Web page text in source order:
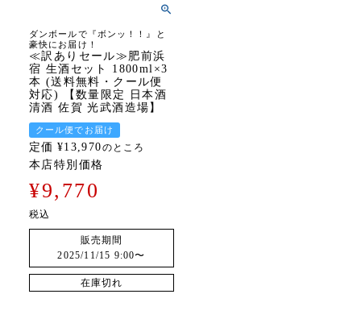
ダンボールで『ボンッ！！』と
豪快にお届け！
≪訳ありセール≫肥前浜
宿 生酒セット 1800ml×3
本 (送料無料・クール便
対応) 【数量限定 日本酒
清酒 佐賀 光武酒造場】
クール便でお届け
定価 ¥13,970のところ
本店特別価格
¥9,770
税込
販売期間
2025/11/15 9:00〜
在庫切れ